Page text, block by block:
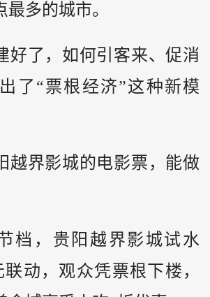
多的城市。
好了，如何引客来、促消
了“票根经济”这种新模
越界影城的电影票，能做
档，贵阳越界影城试水
动，观众凭票根下楼，